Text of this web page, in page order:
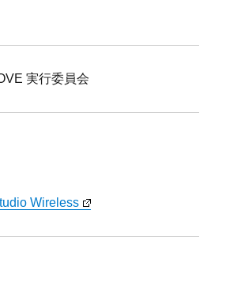
実行委員会
Wireless